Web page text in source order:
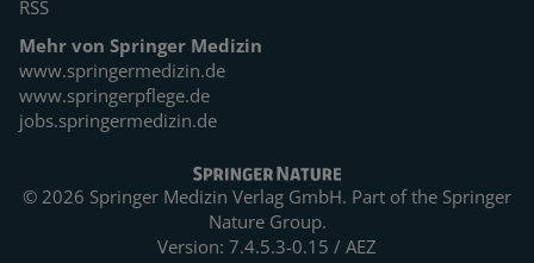
RSS
Mehr von Springer Medizin
www.springermedizin.de
www.springerpflege.de
jobs.springermedizin.de
© 2026 Springer Medizin Verlag GmbH. Part of the Springer
Nature Group.
Version: 7.4.5.3-0.15 / AEZ